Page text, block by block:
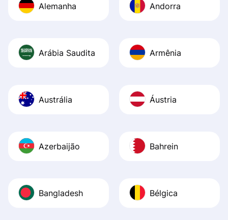
Alemanha Andorra
Arábia Saudita Armênia
Austrália Áustria
Azerbaijão Bahrein
Bangladesh Bélgica